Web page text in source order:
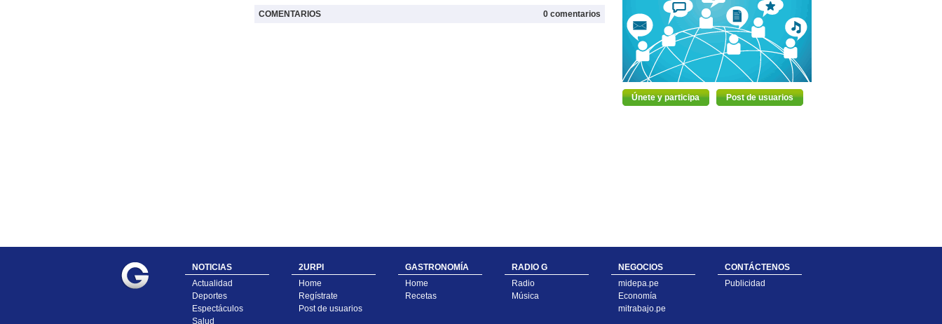
COMENTARIOS 0 comentarios
Únete y participa Post de usuarios
NOTICIAS
Actualidad
Deportes
Espectáculos
Salud
2URPI
Home
Regístrate
Post de usuarios
GASTRONOMÍA
Home
Recetas
RADIO G
Radio
Música
NEGOCIOS
midepa.pe
Economía
mitrabajo.pe
CONTÁCTENOS
Publicidad